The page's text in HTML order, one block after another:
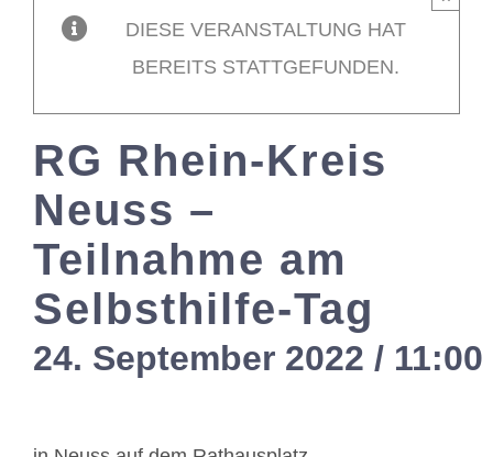
Mitglieder /
DIESE VERANSTALTUNG HAT
BEREITS STATTGEFUNDEN.
RG Rhein-Kreis
Neuss –
Teilnahme am
Selbsthilfe-Tag
24. September 2022 / 11:00